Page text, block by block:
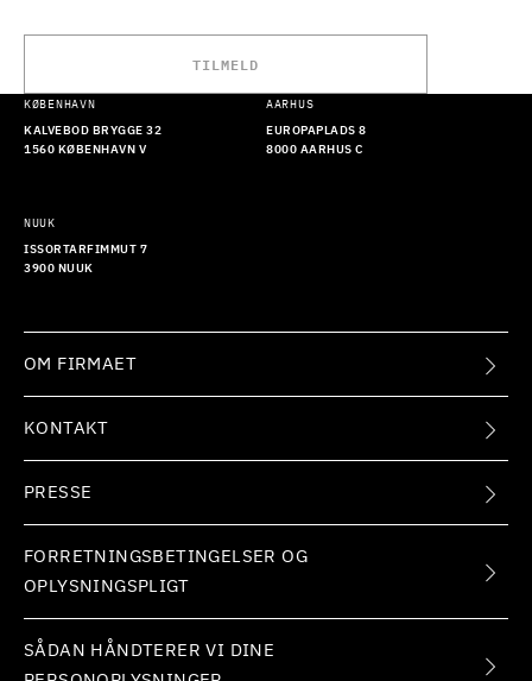
TILMELD
KØBENHAVN
KALVEBOD BRYGGE 32
1560 KØBENHAVN V
AARHUS
EUROPAPLADS 8
8000 AARHUS C
NUUK
ISSORTARFIMMUT 7
3900 NUUK
OM FIRMAET
KONTAKT
PRESSE
FORRETNINGSBETINGELSER OG
OPLYSNINGSPLIGT
SÅDAN HÅNDTERER VI DINE